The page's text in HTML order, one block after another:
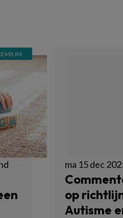
ma 15 dec
op
Autisme